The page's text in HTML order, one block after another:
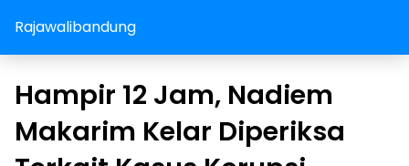
Rajawalibandung
Hampir 12 Jam, Nadiem
Makarim Kelar Diperiksa